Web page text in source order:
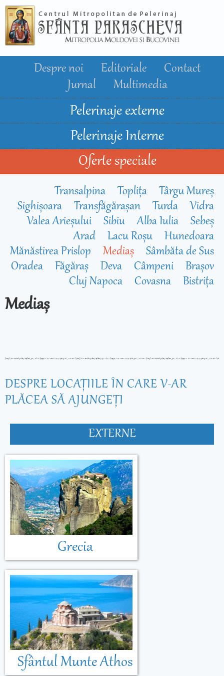
conţinutul
principal
Despre noi Editoriale
Contact
Jurnal
Multimedia
Pelerinaje externe
Pelerinaje Interne
Oferte speciale
Transalpina Toplița
Târgu Mureș
Sighișoara
Transfăgărașan Turda
Vidra
Valea Arieșului
Sibiu Alba Iulia
Sebeș
Arad
Lacu Roșu
Hunedoara
Mănăstirea Prislop
Mediaș
Sâmbăta de Sus
Oradea
Făgăraș Deva Câmpeni
Brașov
Cluj Napoca
Covasna Bistrița
Mediaș
DESPRE LOCAŢIILE ÎN CARE V-AR
PLĂCEA SĂ AJUNGEŢI
EXTERNE
Grecia
Sfântul Munte Athos